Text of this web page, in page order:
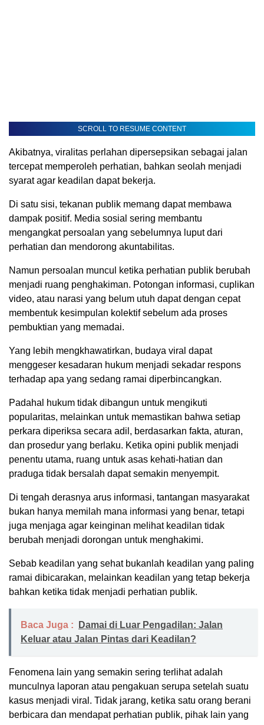
SCROLL TO RESUME CONTENT
Akibatnya, viralitas perlahan dipersepsikan sebagai jalan
tercepat memperoleh perhatian, bahkan seolah menjadi
syarat agar keadilan dapat bekerja.
Di satu sisi, tekanan publik memang dapat membawa
dampak positif. Media sosial sering membantu
mengangkat persoalan yang sebelumnya luput dari
perhatian dan mendorong akuntabilitas.
Namun persoalan muncul ketika perhatian publik berubah
menjadi ruang penghakiman. Potongan informasi, cuplikan
video, atau narasi yang belum utuh dapat dengan cepat
membentuk kesimpulan kolektif sebelum ada proses
pembuktian yang memadai.
Yang lebih mengkhawatirkan, budaya viral dapat
menggeser kesadaran hukum menjadi sekadar respons
terhadap apa yang sedang ramai diperbincangkan.
Padahal hukum tidak dibangun untuk mengikuti
popularitas, melainkan untuk memastikan bahwa setiap
perkara diperiksa secara adil, berdasarkan fakta, aturan,
dan prosedur yang berlaku. Ketika opini publik menjadi
penentu utama, ruang untuk asas kehati-hatian dan
praduga tidak bersalah dapat semakin menyempit.
Di tengah derasnya arus informasi, tantangan masyarakat
bukan hanya memilah mana informasi yang benar, tetapi
juga menjaga agar keinginan melihat keadilan tidak
berubah menjadi dorongan untuk menghakimi.
Sebab keadilan yang sehat bukanlah keadilan yang paling
ramai dibicarakan, melainkan keadilan yang tetap bekerja
bahkan ketika tidak menjadi perhatian publik.
Baca Juga :
Damai di Luar Pengadilan: Jalan
Keluar atau Jalan Pintas dari Keadilan?
Fenomena lain yang semakin sering terlihat adalah
munculnya laporan atau pengakuan serupa setelah suatu
kasus menjadi viral. Tidak jarang, ketika satu orang berani
berbicara dan mendapat perhatian publik, pihak lain yang